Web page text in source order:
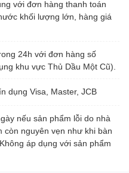
với đơn hàng thanh toán
khối lượng lớn, hàng giá
24h với đơn hàng số
khu vực Thủ Dầu Một Cũ).
dụng Visa, Master, JCB
nếu sản phẩm lỗi do nhà
còn nguyên vẹn như khi bàn
áp dụng với sản phẩm